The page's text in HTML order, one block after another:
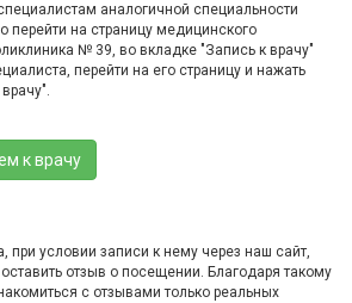
аналогичной специальности
перейти на страницу медицинского
№ 39, во вкладке "Запись к врачу"
перейти на его страницу и нажать
к врачу
при условии записи к нему через наш сайт,
отзыв о посещении. Благодаря такому
с отзывами только реальных